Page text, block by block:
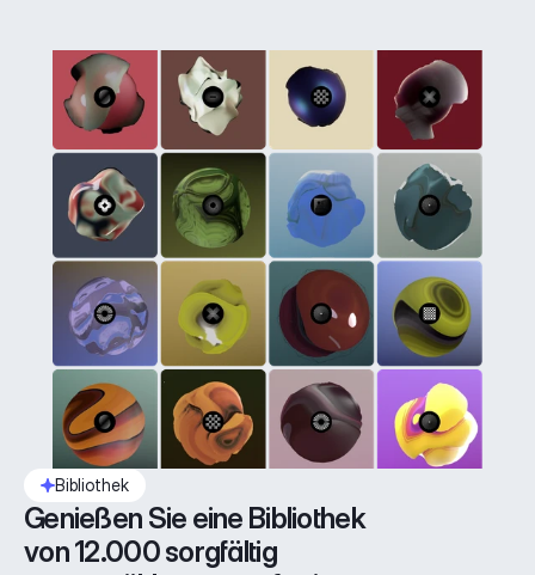
Bibliothek
Genießen Sie eine Bibliothek
von 12.000 sorgfältig